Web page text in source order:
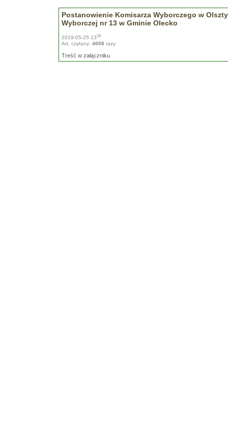
Postanowienie Komisarza Wyborczego w
Wyborczej nr 13 w Gminie Olecko
2019-05-25 1318
Art. czytany: 4008 razy
Treść w załączniku